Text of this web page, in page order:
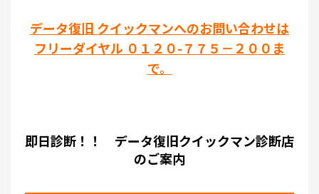
データ復旧 クイックマンへのお問い合わせは
フリーダイヤル ０１２０-７７５－２００ま
で。
即日診断！！ データ復旧クイックマン診断店
のご案内